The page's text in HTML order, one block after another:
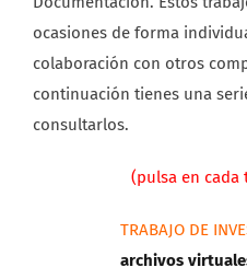
ocasiones de forma
colaboración con otros
continuación tienes una
consultarlos.
(pulsa en
TRABAJO DE
archivos